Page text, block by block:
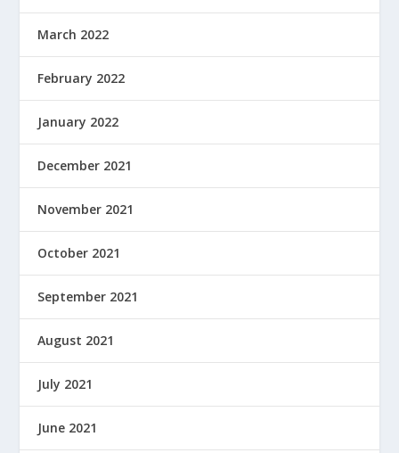
March 2022
February 2022
January 2022
December 2021
November 2021
October 2021
September 2021
August 2021
July 2021
June 2021